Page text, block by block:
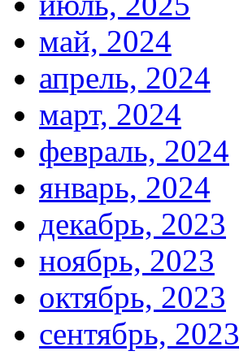
май, 2024
апрель, 2024
март, 2024
февраль, 2024
январь, 2024
декабрь, 2023
ноябрь, 2023
октябрь, 2023
сентябрь, 2023